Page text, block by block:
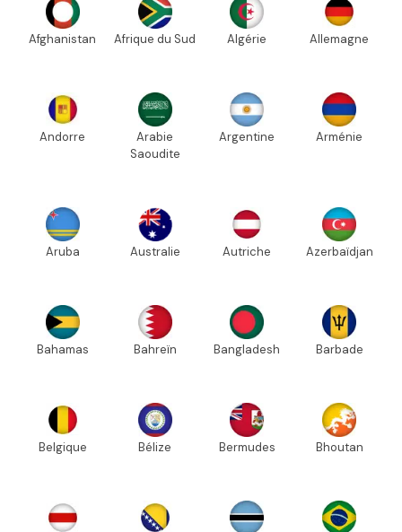
Afghanistan Afrique du Sud Algérie Allemagne
Andorre
Arabie
Saoudite
Argentine Arménie
Aruba Australie Autriche Azerbaïdjan
Bahamas Bahreïn Bangladesh Barbade
Belgique Bélize Bermudes Bhoutan